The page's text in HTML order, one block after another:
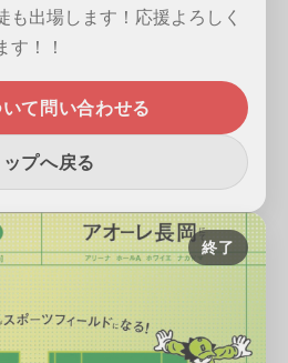
も出場します！応援よろしく
す！！
て問い合わせる
ップへ戻る